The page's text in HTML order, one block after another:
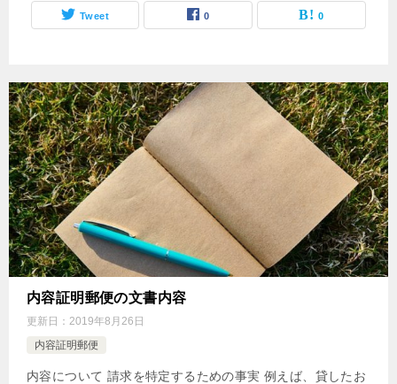
Tweet 0 0
内容証明郵便の文書内容
更新日： 2019年8月26日
内容証明郵便
内容について 請求を特定するための事実 例えば、貸したお